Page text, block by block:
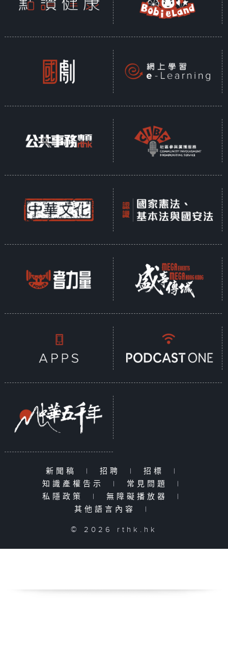
新聞稿 | 招聘 | 招標
|
知識產權告示
| 常見問題
|
私隱政策
| 無障礙播放器
|
其他語言內容
|
© 2026 rthk.hk